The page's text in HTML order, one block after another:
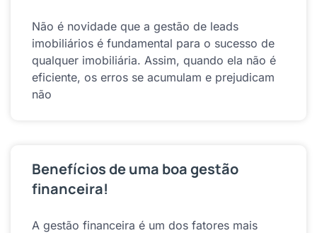
Não é novidade que a gestão de leads
imobiliários é fundamental para o sucesso de
qualquer imobiliária. Assim, quando ela não é
eficiente, os erros se acumulam e prejudicam
não
Benefícios de uma boa gestão
financeira!
A gestão financeira é um dos fatores mais